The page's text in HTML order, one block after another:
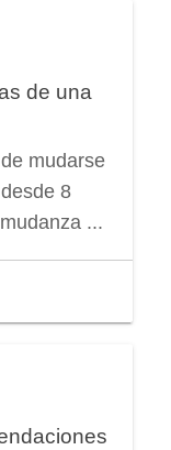
de una
mudarse
8
...